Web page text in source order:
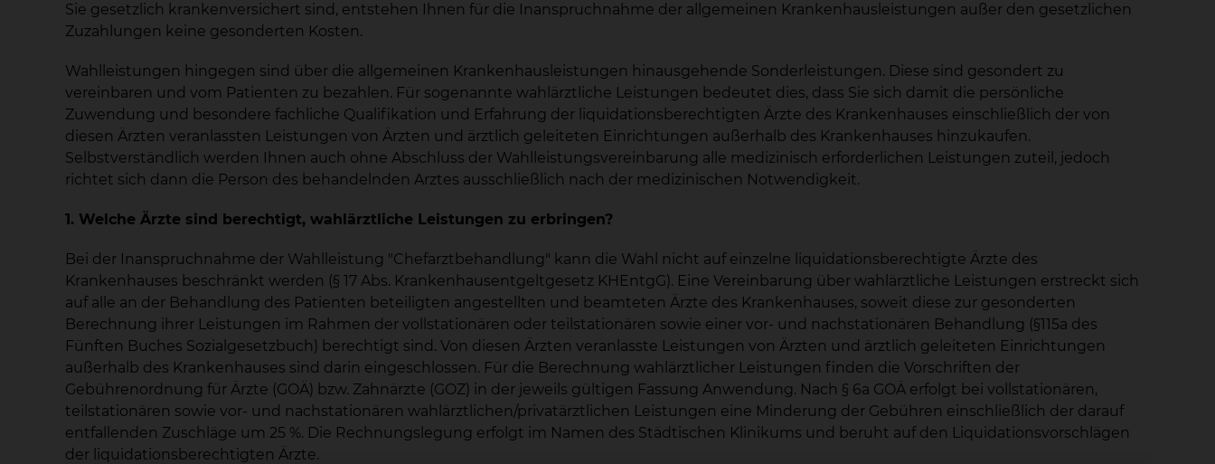
Sie gesetzlich krankenversichert sind, entstehen Ihnen für die Inanspruchnahme der allgemeinen Krankenhausleistungen außer den gesetzlichen
Zuzahlungen keine gesonderten Kosten.
Wahlleistungen hingegen sind über die allgemeinen Krankenhausleistungen hinausgehende Sonderleistungen. Diese sind gesondert zu
vereinbaren und vom Patienten zu bezahlen. Für sogenannte wahlärztliche Leistungen bedeutet dies, dass Sie sich damit die persönliche
Zuwendung und besondere fachliche Qualifikation und Erfahrung der liquidationsberechtigten Ärzte des Krankenhauses einschließlich der von
diesen Ärzten veranlassten Leistungen von Ärzten und ärztlich geleiteten Einrichtungen außerhalb des Krankenhauses hinzukaufen.
Selbstverständlich werden Ihnen auch ohne Abschluss der Wahlleistungsvereinbarung alle medizinisch erforderlichen Leistungen zuteil, jedoch
richtet sich dann die Person des behandelnden Arztes ausschließlich nach der medizinischen Notwendigkeit.
1. Welche Ärzte sind berechtigt, wahlärztliche Leistungen zu erbringen?
Bei der Inanspruchnahme der Wahlleistung "Chefarztbehandlung" kann die Wahl nicht auf einzelne liquidationsberechtigte Ärzte des
Krankenhauses beschränkt werden (§ 17 Abs. Krankenhausentgeltgesetz KHEntgG). Eine Vereinbarung über wahlärztliche Leistungen erstreckt sich
auf alle an der Behandlung des Patienten beteiligten angestellten und beamteten Ärzte des Krankenhauses, soweit diese zur gesonderten
Berechnung ihrer Leistungen im Rahmen der vollstationären oder teilstationären sowie einer vor- und nachstationären Behandlung (§115a des
Fünften Buches Sozialgesetzbuch) berechtigt sind. Von diesen Ärzten veranlasste Leistungen von Ärzten und ärztlich geleiteten Einrichtungen
außerhalb des Krankenhauses sind darin eingeschlossen. Für die Berechnung wahlärztlicher Leistungen finden die Vorschriften der
Gebührenordnung für Ärzte (GOÄ) bzw. Zahnärzte (GOZ) in der jeweils gültigen Fassung Anwendung. Nach § 6a GOÄ erfolgt bei vollstationären,
teilstationären sowie vor- und nachstationären wahlärztlichen/privatärztlichen Leistungen eine Minderung der Gebühren einschließlich der darauf
entfallenden Zuschläge um 25 %. Die Rechnungslegung erfolgt im Namen des Städtischen Klinikums und beruht auf den Liquidationsvorschlägen
der liquidationsberechtigten Ärzte.